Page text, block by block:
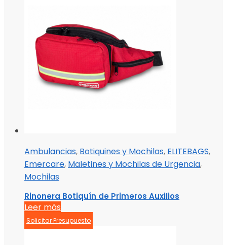
Ambulancias, Botiquines y Mochilas, ELITEBAGS,
Emercare, Maletines y Mochilas de Urgencia,
Mochilas
Rinonera Botiquín de Primeros Auxilios
Leer más
Solicitar Presupuesto